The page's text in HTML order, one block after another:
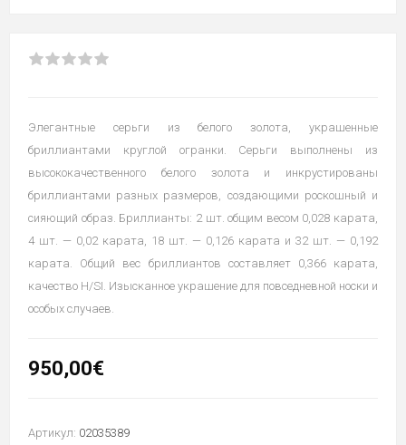
Элегантные серьги из белого золота, украшенные
бриллиантами круглой огранки. Серьги выполнены из
высококачественного белого золота и инкрустированы
бриллиантами разных размеров, создающими роскошный и
сияющий образ. Бриллианты: 2 шт. общим весом 0,028 карата,
4 шт. — 0,02 карата, 18 шт. — 0,126 карата и 32 шт. — 0,192
карата. Общий вес бриллиантов составляет 0,366 карата,
качество H/SI. Изысканное украшение для повседневной носки и
особых случаев.
950,00€
Артикул: 02035389